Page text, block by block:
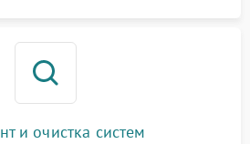
и очистка систем